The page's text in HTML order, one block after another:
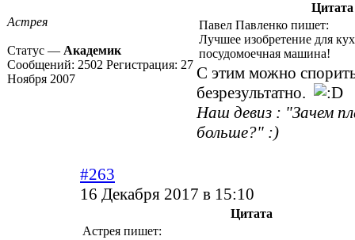
Астрея
Статус — Академик
Сообщений: 2502 Регистрация: 27
Ноября 2007
Цитата
Павел Павленко пишет:
Лучшее изобретение для
посудомоечная машина!
С этим можно
безрезультатно.
Наш девиз : "Зачем
больше?" :)
#263
16 Декабря 2017 в 15:10
Цитата
Астрея пишет: